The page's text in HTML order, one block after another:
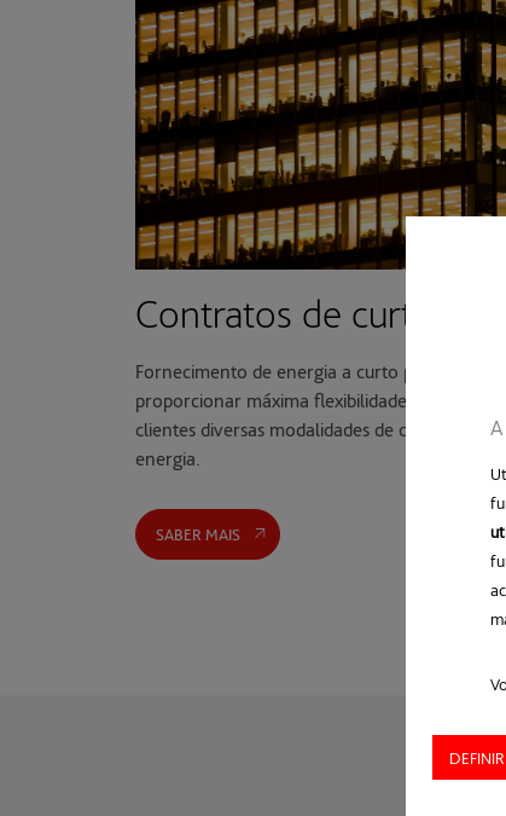
Contratos de curto
Fornecimento de energia a curto prazo para
proporcionar máxima flexibilidade.
clientes diversas modalidades de contratação
energia.
SABER MAIS